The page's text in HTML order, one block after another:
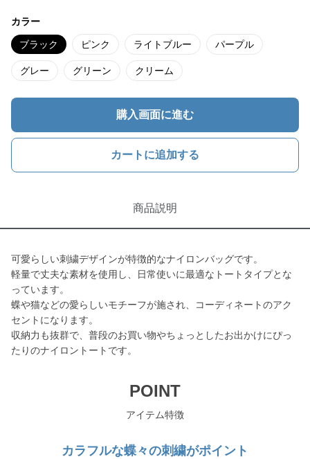
カラー
ブラック ピンク ライトブルー パープル
グレー グリーン クリーム
購入画面に進む
カートに追加する
商品説明
可愛らしい刺繍デザインが特徴的なナイロンバッグです。
軽量で丈夫な素材を使用し、日常使いに最適なトートタイプとな
っています。
蝶や猫などの愛らしいモチーフが施され、コーディネートのアク
セントになります。
収納力も抜群で、普段のお買い物やちょっとしたお出かけにぴっ
たりのナイロントートです。
POINT
アイテム特徴
カラフルな蝶々の刺繍がポイント